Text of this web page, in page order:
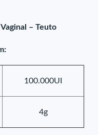
– Teuto
100.000UI
4g